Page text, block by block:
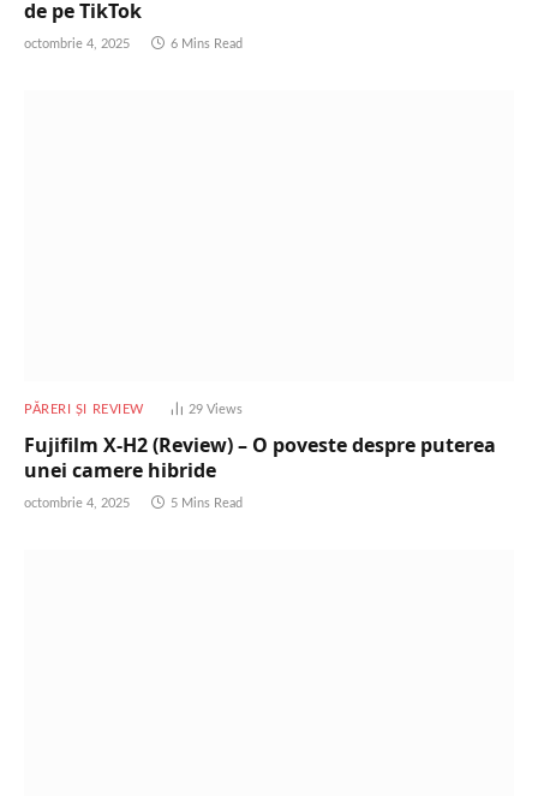
de pe TikTok
octombrie 4, 2025 6 Mins Read
PĂRERI ȘI REVIEW 29 Views
Fujifilm X-H2 (Review) – O poveste despre puterea
unei camere hibride
octombrie 4, 2025 5 Mins Read